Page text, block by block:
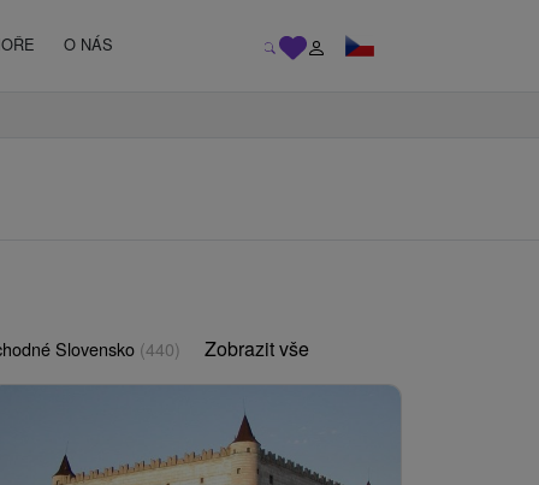
O NÁS
Slovensko (440) Zobrazit vše